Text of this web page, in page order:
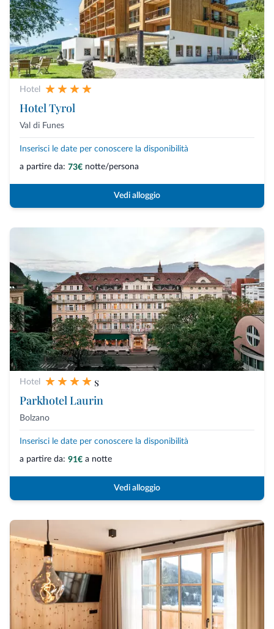
Hotel
Hotel Tyrol
Val di Funes
Inserisci le date per conoscere la disponibilità
a partire da: 73€ notte/persona
Vedi alloggio
Hotel
s
Parkhotel Laurin
Bolzano
Inserisci le date per conoscere la disponibilità
a partire da: 91€ a notte
Vedi alloggio